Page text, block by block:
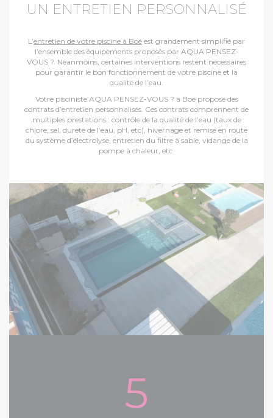
UN ENTRETIEN PERSONNALISÉ
L’entretien de votre piscine à Boé est grandement simplifié par
l’ensemble des équipements proposés par AQUA PENSEZ-
VOUS ?. Néanmoins, certaines interventions restent nécessaires
pour garantir le bon fonctionnement de votre piscine et la
qualité de l’eau.
Votre pisciniste AQUA PENSEZ-VOUS ? à Boé propose des
contrats d’entretien personnalisés. Ces contrats comprennent de
multiples prestations : contrôle de la qualité de l’eau (taux de
chlore, sel, dureté de l’eau, pH, etc), hivernage et remise en route
du système d’électrolyse, entretien du filtre à sable, vidange de la
pompe à chaleur, etc.
5